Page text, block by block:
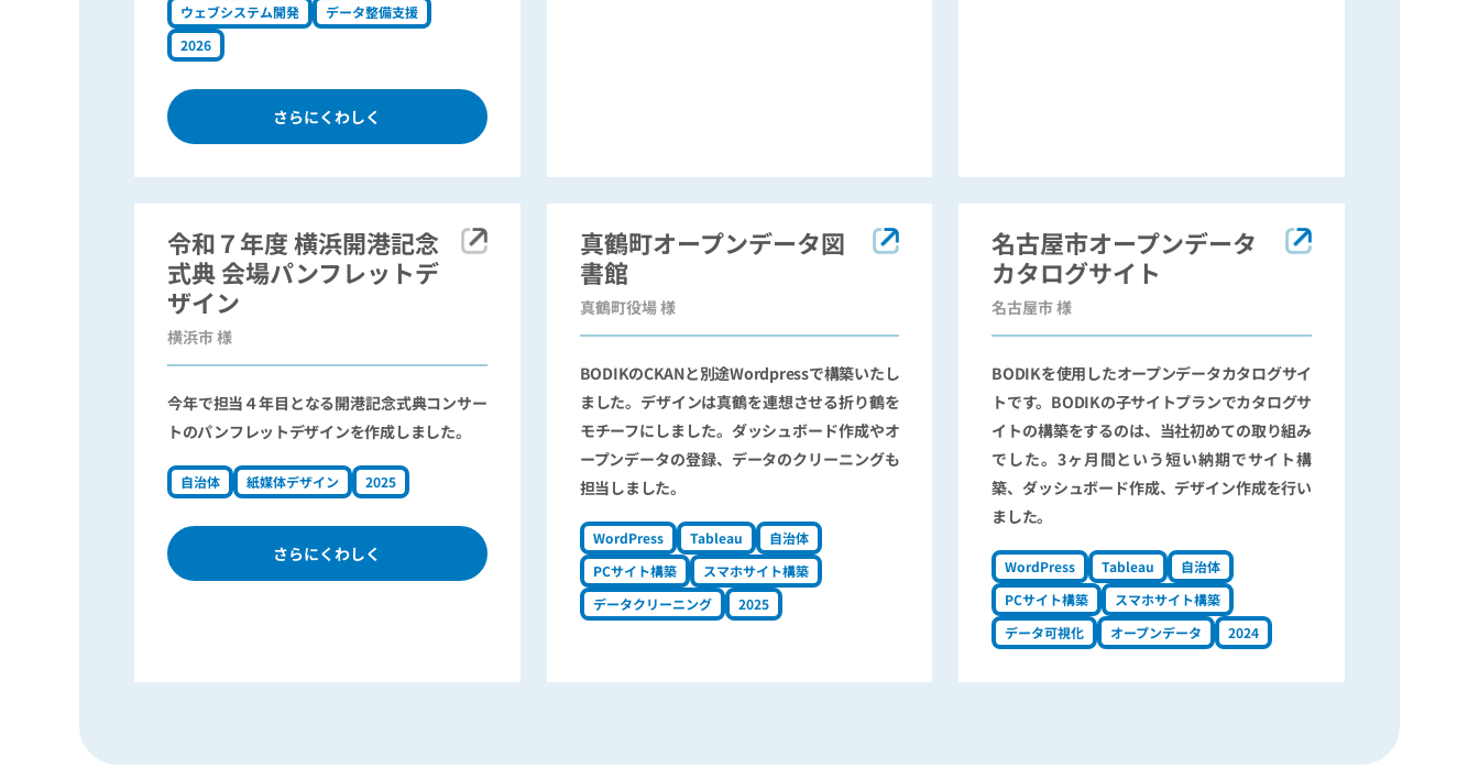
ウェブシステム開発
データ整備支援
2026
さらにくわしく
令和７年度 横浜開港記念
式典 会場パンフレットデ
ザイン
横浜市 様
今年で担当４年目となる開港記念式典コンサー
トのパンフレットデザインを作成しました。
自治体 紙媒体デザイン 2025
さらにくわしく
真鶴町オープンデータ図
書館
真鶴町役場 様
BODIKのCKANと別途Wordpressで構築いたし
ました。デザインは真鶴を連想させる折り鶴を
モチーフにしました。ダッシュボード作成やオ
ープンデータの登録、データのクリーニングも
担当しました。
WordPress Tableau
自治体
PCサイト構築
スマホサイト構築
データクリーニング
2025
名古屋市オープンデータ
カタログサイト
名古屋市 様
BODIKを使用したオープンデータカタログサイ
トです。BODIKの子サイトプランでカタログサ
イトの構築をするのは、当社初めての取り組み
でした。3ヶ月間という短い納期でサイト構
築、ダッシュボード作成、デザイン作成を行い
ました。
WordPress Tableau
自治体
PCサイト構築
スマホサイト構築
データ可視化
オープンデータ 2024